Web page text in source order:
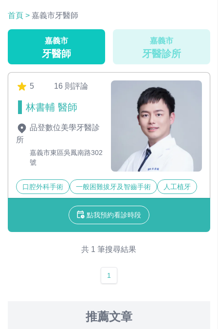
首頁 > 嘉義市牙醫師
嘉義市
牙醫師
嘉義市
牙醫診所
5 16 則評論
林書輔 醫師
品登數位美學牙醫診
所
嘉義市東區吳鳳南路302
號
口腔外科手術 一般困難拔牙及智齒手術 人工植牙
點我預約看診時段
共 1 筆搜尋結果
1
推薦文章